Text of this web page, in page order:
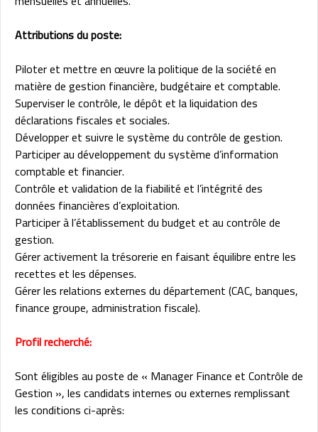
Attributions du poste:
Piloter et mettre en œuvre la politique de la société en
matière de gestion financière, budgétaire et comptable.
Superviser le contrôle, le dépôt et la liquidation des
déclarations fiscales et sociales.
Développer et suivre le système du contrôle de gestion.
Participer au développement du système d’information
comptable et financier.
Contrôle et validation de la fiabilité et l’intégrité des
données financières d’exploitation.
Participer à l’établissement du budget et au contrôle de
gestion.
Gérer activement la trésorerie en faisant équilibre entre les
recettes et les dépenses.
Gérer les relations externes du département (CAC, banques,
finance groupe, administration fiscale).
Profil recherché:
Sont éligibles au poste de « Manager Finance et Contrôle de
Gestion », les candidats internes ou externes remplissant
les conditions ci-après: